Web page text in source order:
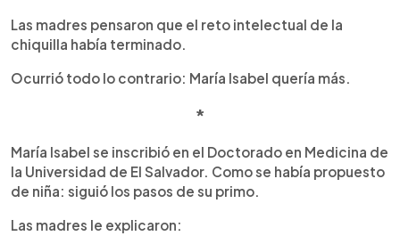
Las madres pensaron que el reto intelectual de la
chiquilla había terminado.
Ocurrió todo lo contrario: María Isabel quería más.
*
María Isabel se inscribió en el Doctorado en Medicina de
la Universidad de El Salvador. Como se había propuesto
de niña: siguió los pasos de su primo.
Las madres le explicaron: